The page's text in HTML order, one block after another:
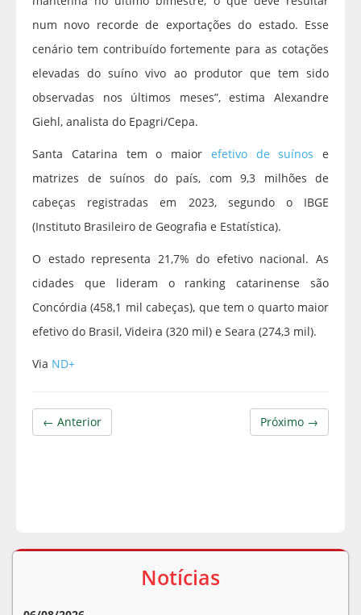
num novo recorde de exportações do estado. Esse
cenário tem contribuído fortemente para as cotações
elevadas do suíno vivo ao produtor que tem sido
observadas nos últimos meses”, estima Alexandre
Giehl, analista do Epagri/Cepa.
Santa Catarina tem o maior efetivo de suínos e
matrizes de suínos do país, com 9,3 milhões de
cabeças registradas em 2023, segundo o IBGE
(Instituto Brasileiro de Geografia e Estatística).
O estado representa 21,7% do efetivo nacional. As
cidades que lideram o ranking catarinense são
Concórdia (458,1 mil cabeças), que tem o quarto maior
efetivo do Brasil, Videira (320 mil) e Seara (274,3 mil).
Via ND+
Próximo →
← Anterior
Notícias